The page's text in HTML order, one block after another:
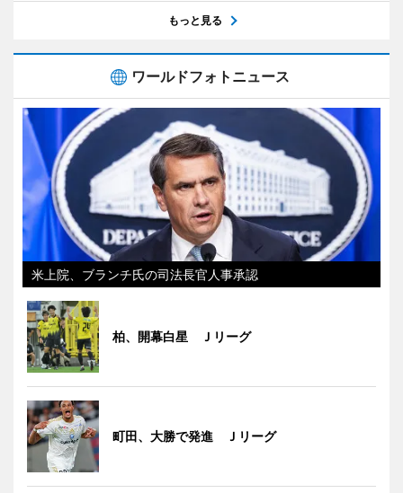
もっと見る
ワールドフォトニュース
米上院、ブランチ氏の司法長官人事承認
柏、開幕白星 Ｊリーグ
町田、大勝で発進 Ｊリーグ